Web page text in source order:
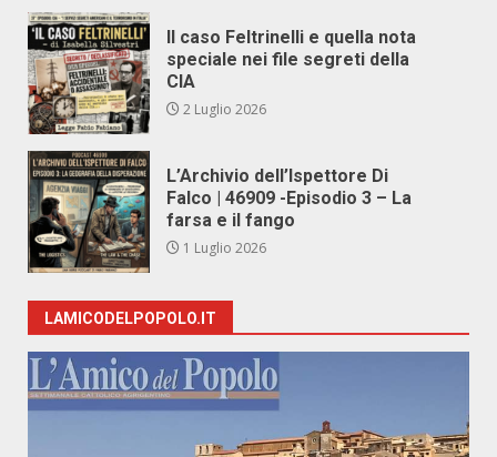
Il caso Feltrinelli e quella nota
speciale nei file segreti della
CIA
2 Luglio 2026
L’Archivio dell’Ispettore Di
Falco | 46909 -Episodio 3 – La
farsa e il fango
1 Luglio 2026
LAMICODELPOPOLO.IT